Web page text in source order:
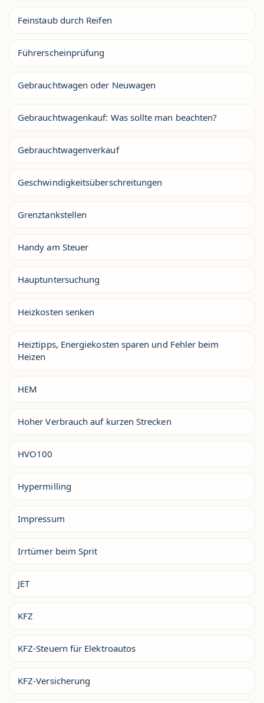
Feinstaub durch Reifen
Führerscheinprüfung
Gebrauchtwagen oder Neuwagen
Gebrauchtwagenkauf: Was sollte man beachten?
Gebrauchtwagenverkauf
Geschwindigkeitsüberschreitungen
Grenztankstellen
Handy am Steuer
Hauptuntersuchung
Heizkosten senken
Heiztipps, Energiekosten sparen und Fehler beim
Heizen
HEM
Hoher Verbrauch auf kurzen Strecken
HVO100
Hypermilling
Impressum
Irrtümer beim Sprit
JET
KFZ
KFZ-Steuern für Elektroautos
KFZ-Versicherung